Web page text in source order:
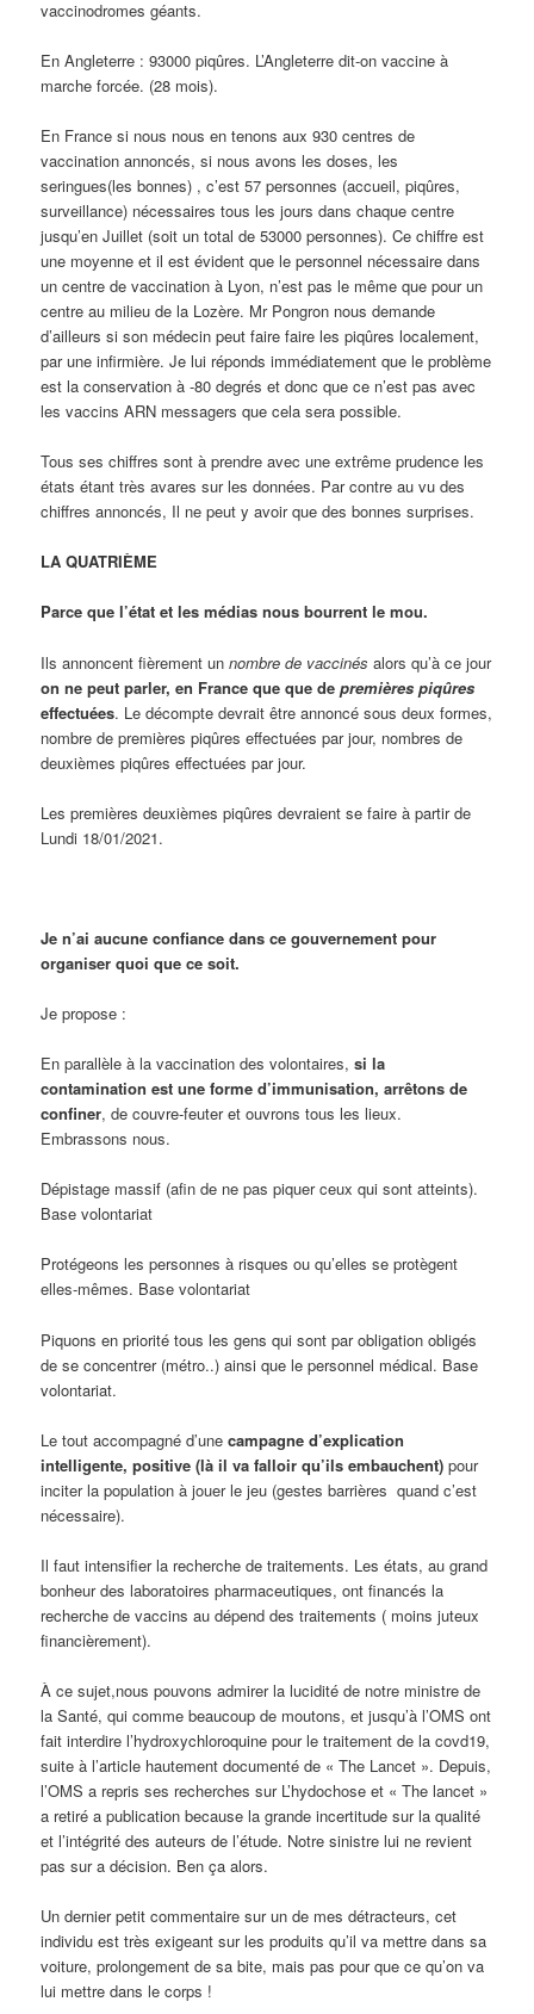
vaccinodromes géants.
En Angleterre : 93000 piqûres. L’Angleterre dit-on vaccine à
marche forcée. (28 mois).
En France si nous nous en tenons aux 930 centres de
vaccination annoncés, si nous avons les doses, les
seringues(les bonnes) , c’est 57 personnes (accueil, piqûres,
surveillance) nécessaires tous les jours dans chaque centre
jusqu’en Juillet (soit un total de 53000 personnes). Ce chiffre est
une moyenne et il est évident que le personnel nécessaire dans
un centre de vaccination à Lyon, n’est pas le même que pour un
centre au milieu de la Lozère. Mr Pongron nous demande
d’ailleurs si son médecin peut faire faire les piqûres localement,
par une infirmière. Je lui réponds immédiatement que le problème
est la conservation à -80 degrés et donc que ce n’est pas avec
les vaccins ARN messagers que cela sera possible.
Tous ses chiffres sont à prendre avec une extrême prudence les
états étant très avares sur les données. Par contre au vu des
chiffres annoncés, Il ne peut y avoir que des bonnes surprises.
LA QUATRIÈME
Parce que l’état et les médias nous bourrent le mou.
Ils annoncent fièrement unnombre de vaccinésalors qu’à ce jour
on ne peut parler, en France que que depremières piqûres
effectuées. Le décompte devrait être annoncé sous deux formes,
nombre de premières piqûres effectuées par jour, nombres de
deuxièmes piqûres effectuées par jour.
Les premières deuxièmes piqûres devraient se faire à partir de
Lundi 18/01/2021.
Je n’ai aucune confiance dans ce gouvernement pour
organiser quoi que ce soit.
Je propose :
En parallèle à la vaccination des volontaires,si la
contamination est une forme d’immunisation, arrêtons de
confiner, de couvre-feuter et ouvrons tous les lieux.
Embrassons nous.
Dépistage massif (afin de ne pas piquer ceux qui sont atteints).
Base volontariat
Protégeons les personnes à risques ou qu’elles se protègent
elles-mêmes. Base volontariat
Piquons en priorité tous les gens qui sont par obligation obligés
de se concentrer (métro..) ainsi que le personnel médical. Base
volontariat.
Le tout accompagné d’unecampagne d’explication
intelligente, positive (là il va falloir qu’ils embauchent)pour
inciter la population à jouer le jeu (gestes barrières quand c’est
nécessaire).
Il faut intensifier la recherche de traitements. Les états, au grand
bonheur des laboratoires pharmaceutiques, ont financés la
recherche de vaccins au dépend des traitements ( moins juteux
financièrement).
À ce sujet,nous pouvons admirer la lucidité de notre ministre de
la Santé, qui comme beaucoup de moutons, et jusqu’à l’OMS ont
fait interdire l’hydroxychloroquine pour le traitement de la covd19,
suite à l’article hautement documenté de « The Lancet ». Depuis,
l’OMS a repris ses recherches sur L’hydochose et « The lancet »
a retiré a publication because la grande incertitude sur la qualité
et l’intégrité des auteurs de l’étude. Notre sinistre lui ne revient
pas sur a décision. Ben ça alors.
Un dernier petit commentaire sur un de mes détracteurs, cet
individu est très exigeant sur les produits qu’il va mettre dans sa
voiture, prolongement de sa bite, mais pas pour que ce qu’on va
lui mettre dans le corps !